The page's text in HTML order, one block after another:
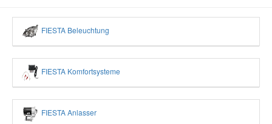
FIESTA Beleuchtung
FIESTA Komfortsysteme
FIESTA Anlasser